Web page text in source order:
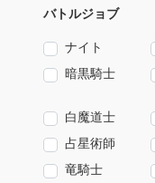
バトルジョブ
ナイト
暗黒騎士
白魔道士
占星術師
竜騎士